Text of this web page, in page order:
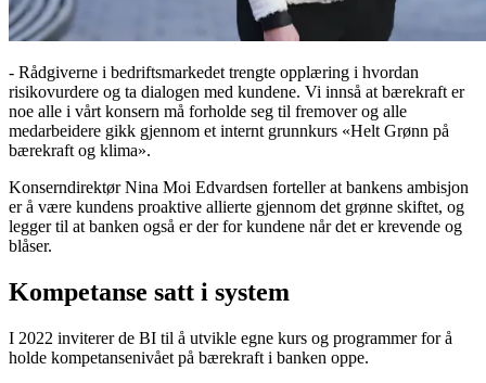
- Rådgiverne i bedriftsmarkedet trengte opplæring i hvordan
risikovurdere og ta dialogen med kundene. Vi innså at bærekraft er
noe alle i vårt konsern må forholde seg til fremover og alle
medarbeidere gikk gjennom et internt grunnkurs «Helt Grønn på
bærekraft og klima».
Konserndirektør Nina Moi Edvardsen forteller at bankens ambisjon
er å være kundens proaktive allierte gjennom det grønne skiftet, og
legger til at banken også er der for kundene når det er krevende og
blåser.
Kompetanse satt i system
I 2022 inviterer de BI til å utvikle egne kurs og programmer for å
holde kompetansenivået på bærekraft i banken oppe.